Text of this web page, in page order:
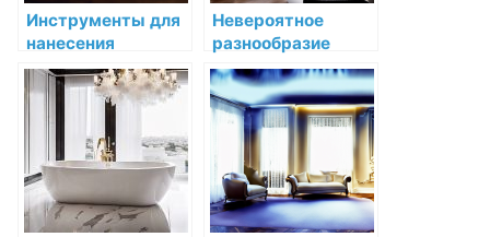
Инструменты для
нанесения
декоративных
узоров на мебель
Невероятное
разнообразие
карнизов Orac
Decor